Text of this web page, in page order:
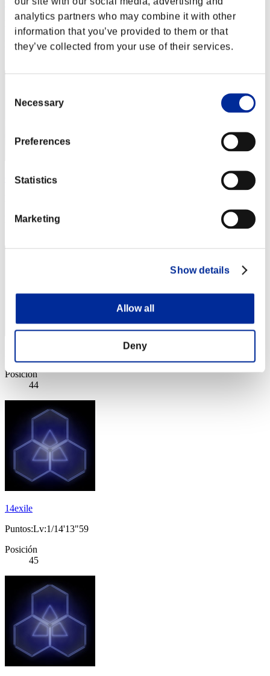
analytics partners who may combine it with other
information that you’ve provided to them or that
they’ve collected from your use of their services.
Selection
Necessary
Preferences
Statistics
Marketing
Show details
Allow all
Deny
CRISTOFER
Puntos:Lv:1/13'21"43
Posición
42
GREYMON
Posición
Posición
44
14exile
Puntos:Lv:1/14'13"59
Posición
45